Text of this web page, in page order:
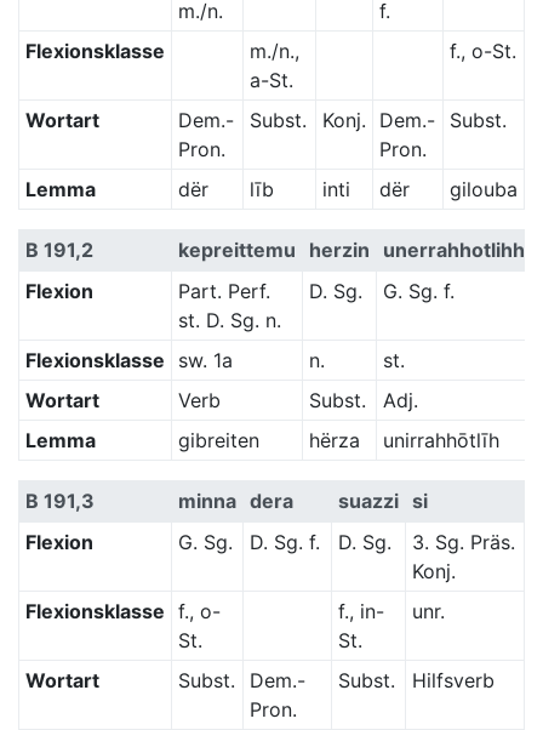
m./n.
f.
Flexionsklasse
m./n.,
a-St.
f., o-St.
Wortart
Dem.-
Pron.
Subst. Konj.
Dem.-
Pron.
Subst.
Lemma dër līb inti dër gilouba
B 191,2 kepreittemu herzin
Flexion
Part. Perf.
st. D. Sg. n.
D. Sg. G. Sg. f.
Flexionsklasse sw. 1a n.
st.
Wortart
Verb Subst.
Adj.
Lemma
gibreiten hërza unirrahhōtlīh
B 191,3 minna dera suazzi si
Flexion
G. Sg. D. Sg. f. D. Sg.
3. Sg. Präs.
Konj.
Flexionsklasse f., o-
St.
f., in-
St.
unr.
Wortart Subst.
Dem.-
Pron.
Subst. Hilfsverb